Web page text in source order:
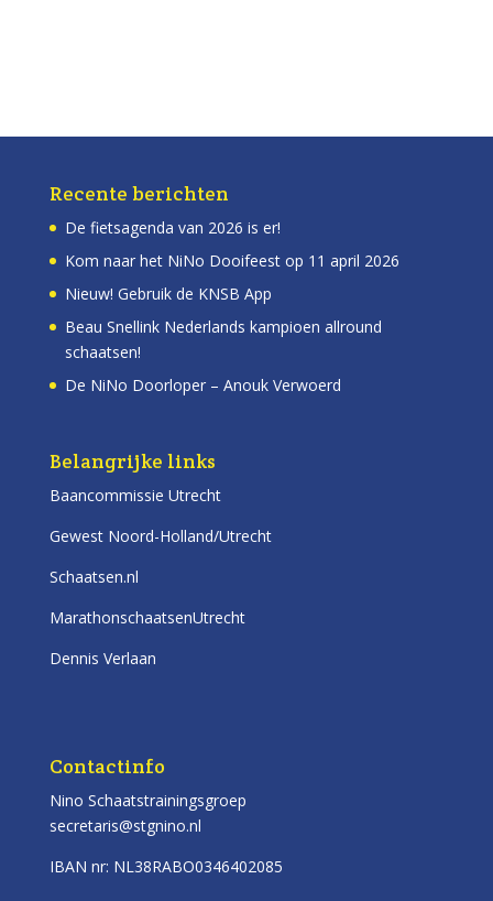
Recente berichten
De fietsagenda van 2026 is er!
Kom naar het NiNo Dooifeest op 11 april 2026
Nieuw! Gebruik de KNSB App
Beau Snellink Nederlands kampioen allround
schaatsen!
De NiNo Doorloper – Anouk Verwoerd
Belangrijke links
Baancommissie Utrecht
Gewest Noord-Holland/Utrecht
Schaatsen.nl
MarathonschaatsenUtrecht
Dennis Verlaan
Contactinfo
Nino Schaatstrainingsgroep
secretaris@stgnino.nl
IBAN nr: NL38RABO0346402085